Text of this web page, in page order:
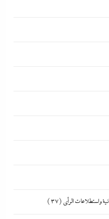
واستطلاعات الرأى (37)